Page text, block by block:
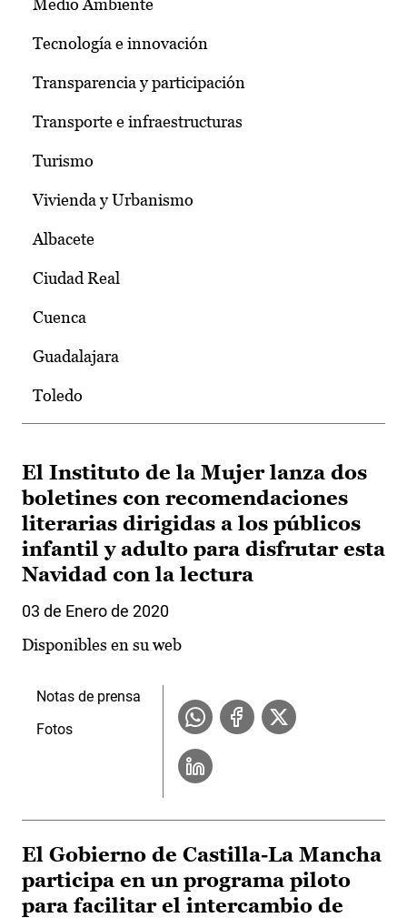
Medio Ambiente
Tecnología e innovación
Transparencia y participación
Transporte e infraestructuras
Turismo
Vivienda y Urbanismo
Albacete
Ciudad Real
Cuenca
Guadalajara
Toledo
El Instituto de la Mujer lanza dos
boletines con recomendaciones
literarias dirigidas a los públicos
infantil y adulto para disfrutar esta
Navidad con la lectura
03 de Enero de 2020
Disponibles en su web
Notas de prensa
Fotos
El Gobierno de Castilla-La Mancha
participa en un programa piloto
para facilitar el intercambio de